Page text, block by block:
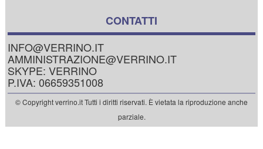
CONTATTI
INFO@VERRINO.IT
AMMINISTRAZIONE@VERRINO.IT
SKYPE: VERRINO
P.IVA: 06659351008
© Copyright verrino.it Tutti i diritti riservati. È vietata la riproduzione anche
parziale.